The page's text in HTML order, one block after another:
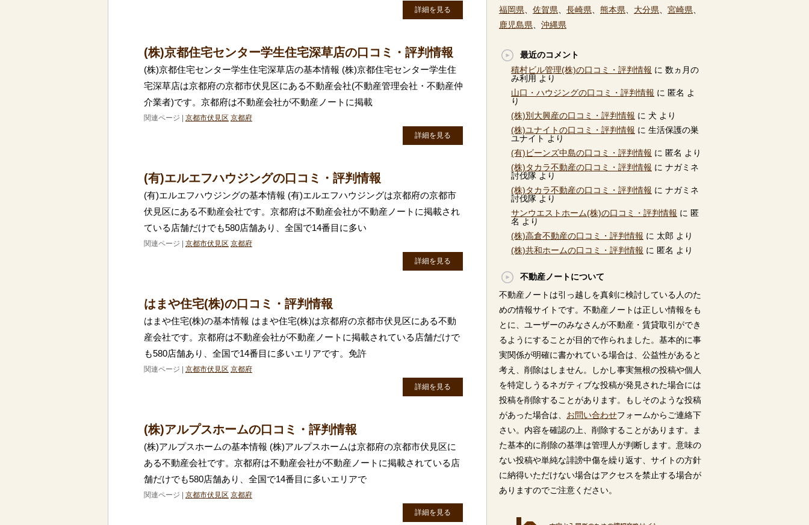
詳細を見る
(株)京都住宅センター学生住宅深草店の口コミ・評判情報
(株)京都住宅センター学生住宅深草店の基本情報 (株)京都住宅センター学生住
宅深草店は京都府の京都市伏見区にある不動産会社(不動産管理会社・不動産仲
介業者)です。京都府は不動産会社が不動産ノートに掲載
関連ページ | 京都市伏見区 京都府
詳細を見る
(有)エルエフハウジングの口コミ・評判情報
(有)エルエフハウジングの基本情報 (有)エルエフハウジングは京都府の京都市
伏見区にある不動産会社です。京都府は不動産会社が不動産ノートに掲載され
ている店舗だけでも580店舗あり、全国で14番目に多い
関連ページ | 京都市伏見区 京都府
詳細を見る
はまや住宅(株)の口コミ・評判情報
はまや住宅(株)の基本情報 はまや住宅(株)は京都府の京都市伏見区にある不動
産会社です。京都府は不動産会社が不動産ノートに掲載されている店舗だけで
も580店舗あり、全国で14番目に多いエリアです。免許
関連ページ | 京都市伏見区 京都府
詳細を見る
(株)アルプスホームの口コミ・評判情報
(株)アルプスホームの基本情報 (株)アルプスホームは京都府の京都市伏見区に
ある不動産会社です。京都府は不動産会社が不動産ノートに掲載されている店
舗だけでも580店舗あり、全国で14番目に多いエリアで
関連ページ | 京都市伏見区 京都府
詳細を見る
福岡県
佐賀県 長崎県 熊本県 大分県 宮崎県
鹿児島県
沖縄県
最近のコメント
積村ビル管理(株)の口コミ・評判情報 に 数ヵ月の
み利用 より
山口・ハウジングの口コミ・評判情報 に 匿名 よ
り
(株)別大興産の口コミ・評判情報 に 犬 より
(株)ユナイトの口コミ・評判情報 に 生活保護の巣
ユナイト より
(有)ビーンズ中島の口コミ・評判情報 に 匿名 より
(株)タカラ不動産の口コミ・評判情報 に ナガミネ
討伐隊 より
(株)タカラ不動産の口コミ・評判情報 に ナガミネ
討伐隊 より
サンウエストホーム(株)の口コミ・評判情報 に 匿
名 より
(株)高倉不動産の口コミ・評判情報 に 太郎 より
(株)共和ホームの口コミ・評判情報 に 匿名 より
不動産ノートについて
不動産ノートは引っ越しを真剣に検討している人のた
めの情報サイトです。不動産ノートは正しい情報をも
とに、ユーザーのみなさんが不動産・賃貸取引ができ
るようにすることが目的で作られました。基本的に事
実関係が明確に書かれている場合は、公益性があると
考え、削除はしません。しかし事実無根の投稿や個人
を特定しうるネガティブな投稿が発見された場合には
投稿を削除することがあります。もしそのような投稿
があった場合は、 お問い合わせフォームからご連絡下
さい。内容を確認の上、削除することがあります。ま
た基本的に削除の基準は管理人が判断します。意味の
ない投稿や単純な誹謗中傷を繰り返す、サイトの方針
に納得いただけない場合はアクセスを禁止する場合が
ありますのでご注意ください。